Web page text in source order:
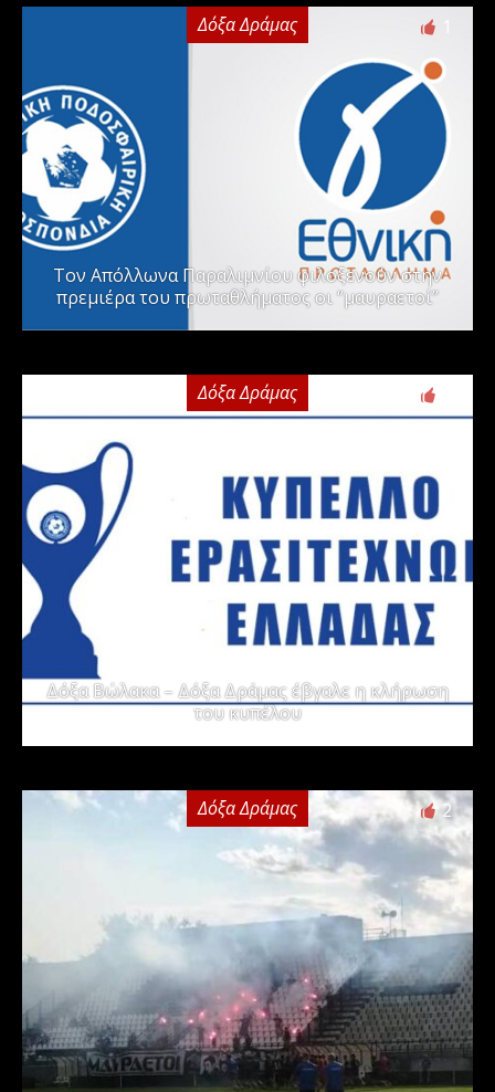
Δόξα Δράμας
Τον Απόλλωνα Παραλιμνίου φιλοξενούν στην
πρεμιέρα του πρωταθλήματος οι “μαυραετοί”
Δόξα Δράμας
Δόξα Βώλακα – Δόξα Δράμας έβγαλε η κλήρωση
του κυπέλου
Δόξα Δράμας 2